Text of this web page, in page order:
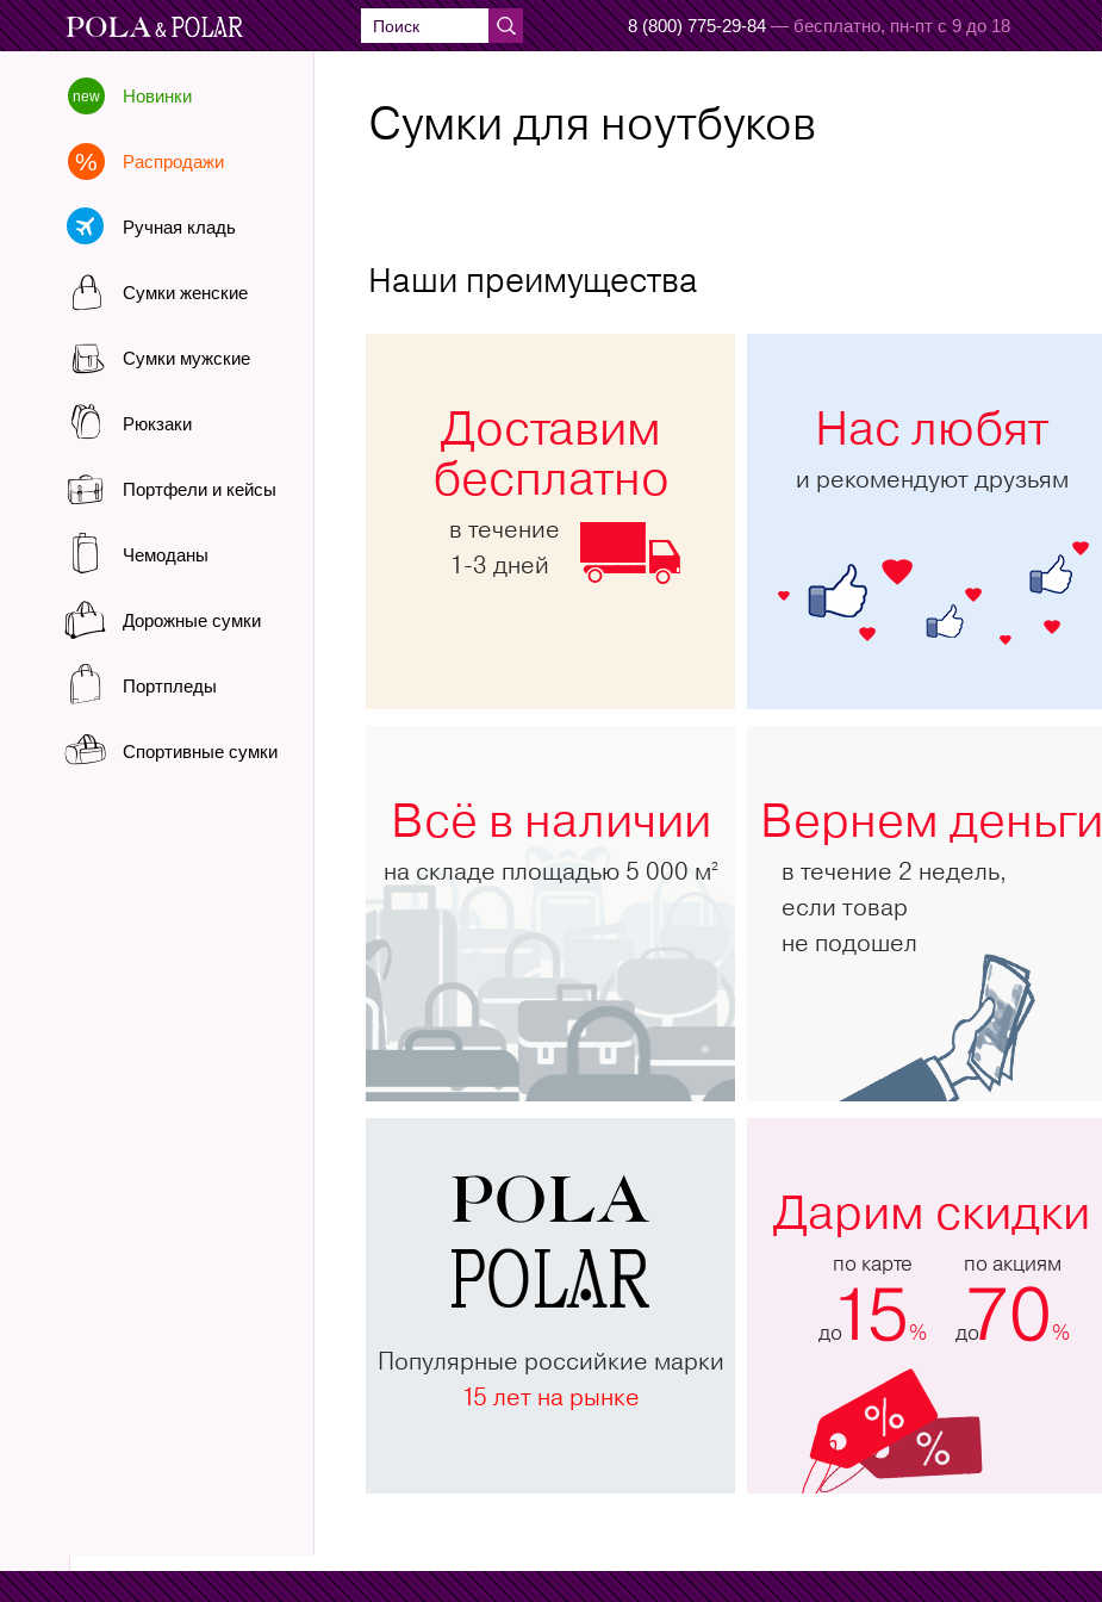
8 (800) 775-29-84 — бесплатно, пн-пт с 9 до 18
Новинки
Распродажи
Ручная кладь
Сумки женские
Сумки мужские
Рюкзаки
Портфели и кейсы
Чемоданы
Дорожные сумки
Портпледы
Спортивные сумки
Сумки для ноутбуков
Наши преимущества
Доставим
бесплатно
в течение
1-3 дней
Нас любят
и рекомендуют друзьям
Всё в наличии
на складе площадью 5 000 м2
Вернем деньги
в течение 2 недель,
если товар
не подошел
Популярные российкие марки
15 лет на рынке
Дарим скидки
по карте
до15%
по акциям
до
70%